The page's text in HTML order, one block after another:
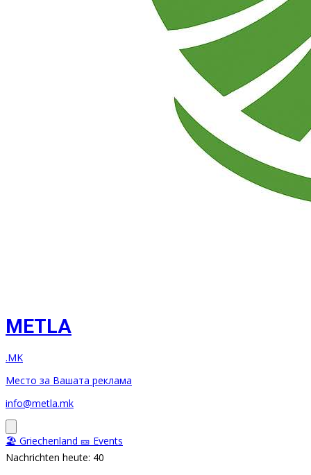
METLA
.MK
Место за Вашата реклама
info@metla.mk
🏖️ Griechenland 🎫 Events
Nachrichten heute: 40